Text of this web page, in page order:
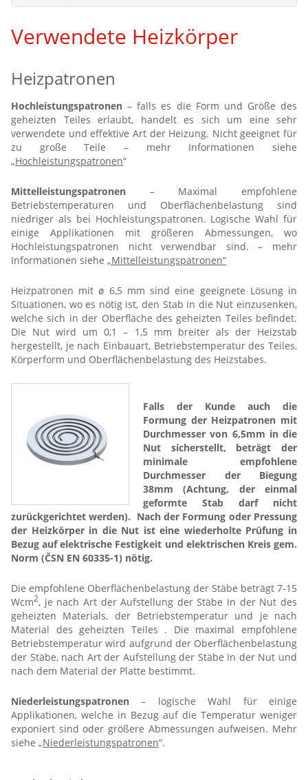
Verwendete Heizkörper
Heizpatronen
Hochleistungspatronen – falls es die Form und Größe des
geheizten Teiles erlaubt, handelt es sich um eine sehr
verwendete und effektive Art der Heizung. Nicht geeignet für
zu große Teile – mehr Informationen siehe
„Hochleistungspatronen“
Mittelleistungspatronen – Maximal empfohlene
Betriebstemperaturen und Oberflächenbelastung sind
niedriger als bei Hochleistungspatronen. Logische Wahl für
einige Applikationen mit größeren Abmessungen, wo
Hochleistungspatronen nicht verwendbar sind. – mehr
Informationen siehe „Mittelleistungspatronen“
Heizpatronen mit ø 6,5 mm sind eine geeignete Lösung in
Situationen, wo es nötig ist, den Stab in die Nut einzusenken,
welche sich in der Oberfläche des geheizten Teiles befindet.
Die Nut wird um 0,1 – 1,5 mm breiter als der Heizstab
hergestellt, je nach Einbauart, Betriebstemperatur des Teiles,
Körperform und Oberflächenbelastung des Heizstabes.
Falls der Kunde auch die
Formung der Heizpatronen mit
Durchmesser von 6,5mm in die
Nut sicherstellt, beträgt der
minimale empfohlene
Durchmesser der Biegung
38mm (Achtung, der einmal
geformte Stab darf nicht
zurückgerichtet werden). Nach der Formung oder Pressung
der Heizkörper in die Nut ist eine wiederholte Prüfung in
Bezug auf elektrische Festigkeit und elektrischen Kreis gem.
Norm (ČSN EN 60335-1) nötig.
Die empfohlene Oberflächenbelastung der Stäbe beträgt 7-15
Wcm2, je nach Art der Aufstellung der Stäbe in der Nut des
geheizten Materials, der Betriebstemperatur und je nach
Material des geheizten Teiles . Die maximal empfohlene
Betriebstemperatur wird aufgrund der Oberflächenbelastung
der Stäbe, nach Art der Aufstellung der Stäbe in der Nut und
nach dem Material der Platte bestimmt.
Niederleistungspatronen – logische Wahl für einige
Applikationen, welche in Bezug auf die Temperatur weniger
exponiert sind oder größere Abmessungen aufweisen. Mehr
siehe „Niederleistungspatronen“.